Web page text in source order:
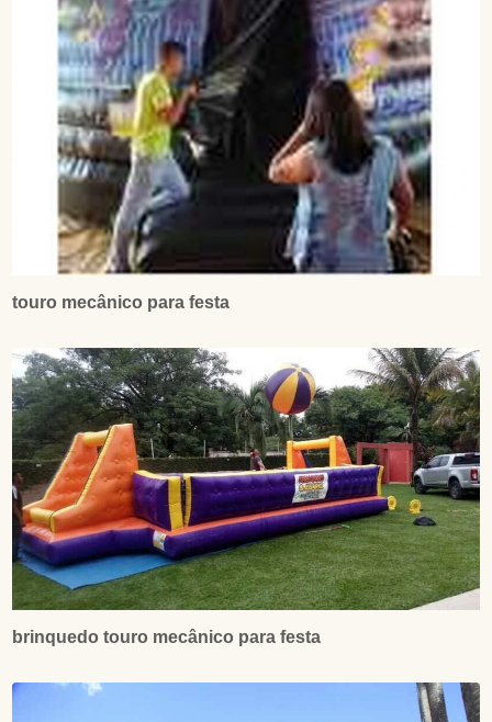
touro mecânico para festa
brinquedo touro mecânico para festa